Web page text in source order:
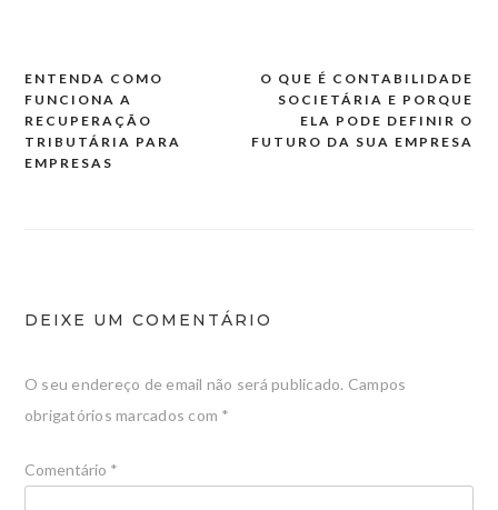
Navegação
de
artigos
ENTENDA COMO
FUNCIONA A
RECUPERAÇÃO
TRIBUTÁRIA PARA
EMPRESAS
O QUE É CONTABILIDADE
SOCIETÁRIA E PORQUE
ELA PODE DEFINIR O
FUTURO DA SUA EMPRESA
DEIXE UM COMENTÁRIO
O seu endereço de email não será publicado. Campos
obrigatórios marcados com *
Comentário *